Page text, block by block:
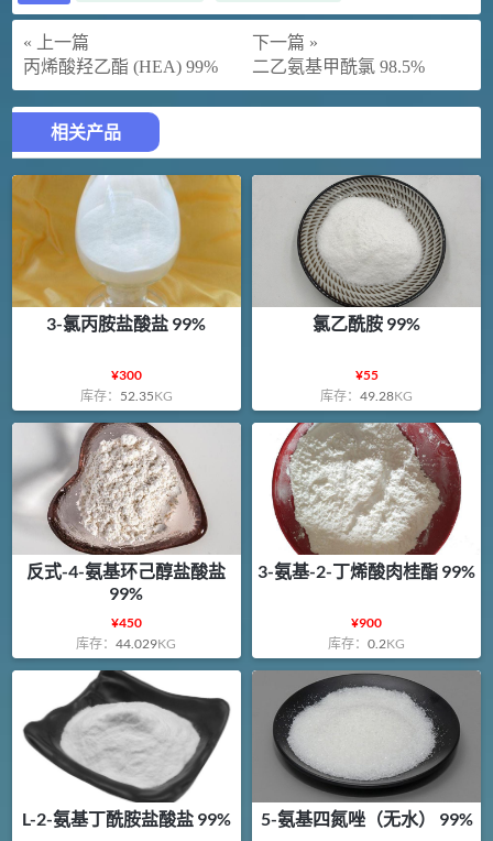
« 上一篇
丙烯酸羟乙酯 (HEA) 99%
下一篇 »
二乙氨基甲酰氯 98.5%
相关产品
3-氯丙胺盐酸盐 99%
¥300
库存： 52.35KG
氯乙酰胺 99%
¥55
库存：49.28KG
反式-4-氨基环己醇盐酸盐
99%
¥450
库存：44.029KG
3-氨基-2-丁烯酸肉桂酯 99%
¥900
库存：0.2KG
L-2-氨基丁酰胺盐酸盐 99% 5-氨基四氮唑（无水） 99%